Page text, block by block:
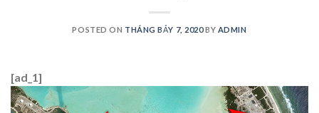
POSTED ON THÁNG BẢY 7, 2020BY ADMIN
[ad_1]